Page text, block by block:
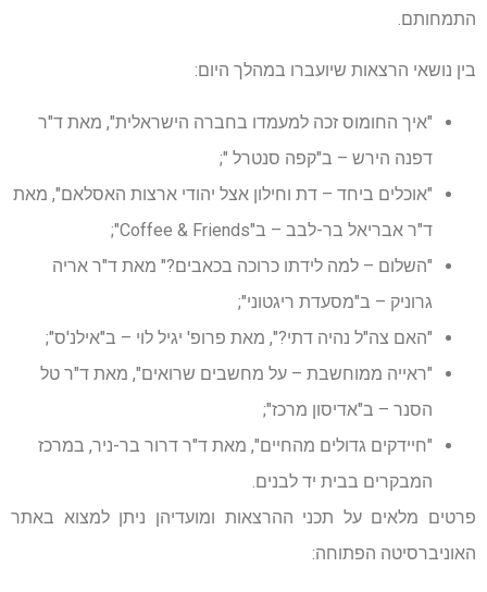
התמחותם.
בין נושאי הרצאות שיועברו במהלך היום:
"איך החומוס זכה למעמדו בחברה הישראלית", מאת ד"ר
דפנה הירש – ב"קפה סנטרל ";
"אוכלים ביחד – דת וחילון אצל יהודי ארצות האסלאם", מאת
ד"ר אבריאל בר-לבב – ב"Coffee & Friends";
"השלום – למה לידתו כרוכה בכאבים?" מאת ד"ר אריה
גרוניק – ב"מסעדת ריגטוני";
"האם צה"ל נהיה דתי?", מאת פרופ' יגיל לוי – ב"אילנ'ס";
"ראייה ממוחשבת – על מחשבים שרואים", מאת ד"ר טל
הסנר – ב"אדיסון מרכז";
"חיידקים גדולים מהחיים", מאת ד"ר דרור בר-ניר, במרכז
המבקרים בבית יד לבנים.
פרטים מלאים על תכני ההרצאות ומועדיהן ניתן למצוא באתר
האוניברסיטה הפתוחה: